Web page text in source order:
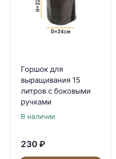
Горшок для
выращивания 15
литров с боковыми
ручками
В наличии
230 ₽